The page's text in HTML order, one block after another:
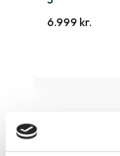
6.999 kr.